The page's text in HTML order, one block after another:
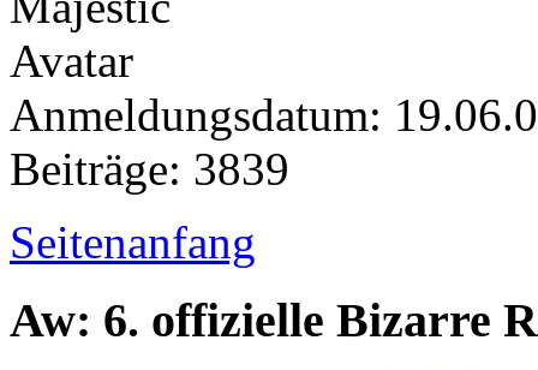
Anmeldungsdatum:
Beiträge: 3839
Seitenanfang
Aw: 6. offizielle Bizarre